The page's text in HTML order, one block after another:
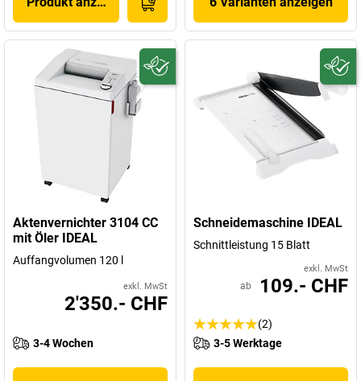
Aktenvernichter 3104 CC
mit Öler IDEAL
Auffangvolumen 120 l
exkl. MwSt
2'350.- CHF
3-4 Wochen
Schneidemaschine IDEAL
Schnittleistung 15 Blatt
exkl. MwSt
ab 109.- CHF
(2)
3-5 Werktage